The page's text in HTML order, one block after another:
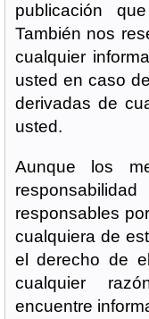
publicación
También nos
cualquier
usted en caso
derivadas de
usted.
Aunque los
responsables
cualquiera de
el derecho de
cualquier
encuentre